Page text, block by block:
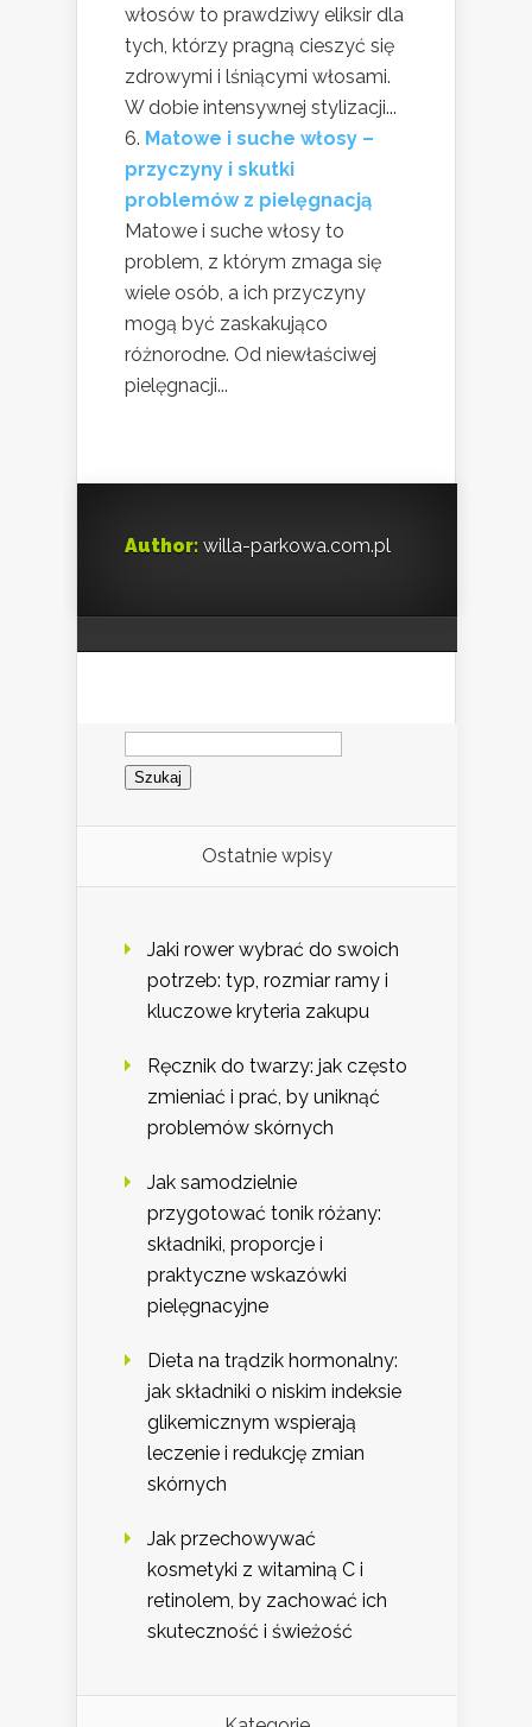
włosów to prawdziwy eliksir dla
tych, którzy pragną cieszyć się
zdrowymi i lśniącymi włosami.
W dobie intensywnej stylizacji...
Matowe i suche włosy –
przyczyny i skutki
problemów z pielęgnacją
Matowe i suche włosy to
problem, z którym zmaga się
wiele osób, a ich przyczyny
mogą być zaskakująco
różnorodne. Od niewłaściwej
pielęgnacji...
Author: willa-parkowa.com.pl
Szukaj:
Ostatnie wpisy
Jaki rower wybrać do swoich
potrzeb: typ, rozmiar ramy i
kluczowe kryteria zakupu
Ręcznik do twarzy: jak często
zmieniać i prać, by uniknąć
problemów skórnych
Jak samodzielnie
przygotować tonik różany:
składniki, proporcje i
praktyczne wskazówki
pielęgnacyjne
Dieta na trądzik hormonalny:
jak składniki o niskim indeksie
glikemicznym wspierają
leczenie i redukcję zmian
skórnych
Jak przechowywać
kosmetyki z witaminą C i
retinolem, by zachować ich
skuteczność i świeżość